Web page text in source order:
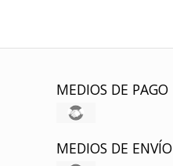
MEDIOS DE PAGO
MEDIOS DE ENVÍO